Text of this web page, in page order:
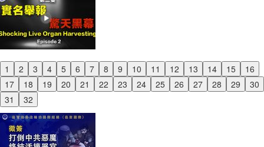
1 2 3 4 5 6 7 8 9 10 11 12 13 14 15
16
17
18 19 20 21 22 23 24 25 26 27 28 29
30
31
32
Previous
Next